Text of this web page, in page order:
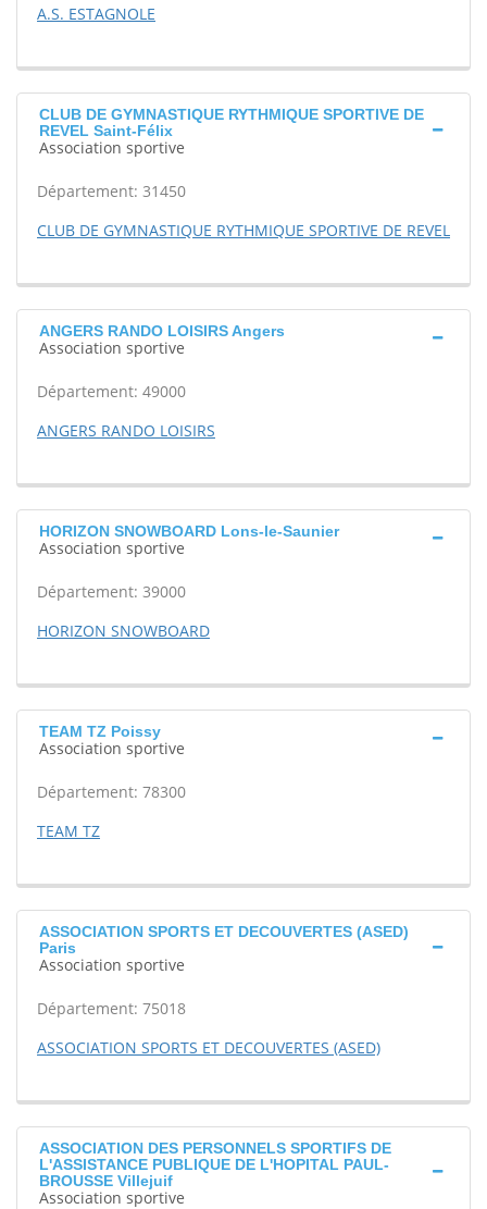
A.S. ESTAGNOLE
CLUB DE GYMNASTIQUE RYTHMIQUE SPORTIVE DE
REVEL Saint-Félix
Association sportive
Département: 31450
CLUB DE GYMNASTIQUE RYTHMIQUE SPORTIVE DE REVEL
ANGERS RANDO LOISIRS Angers
Association sportive
Département: 49000
ANGERS RANDO LOISIRS
HORIZON SNOWBOARD Lons-le-Saunier
Association sportive
Département: 39000
HORIZON SNOWBOARD
TEAM TZ Poissy
Association sportive
Département: 78300
TEAM TZ
ASSOCIATION SPORTS ET DECOUVERTES (ASED)
Paris
Association sportive
Département: 75018
ASSOCIATION SPORTS ET DECOUVERTES (ASED)
ASSOCIATION DES PERSONNELS SPORTIFS DE
L'ASSISTANCE PUBLIQUE DE L'HOPITAL PAUL-
BROUSSE Villejuif
Association sportive